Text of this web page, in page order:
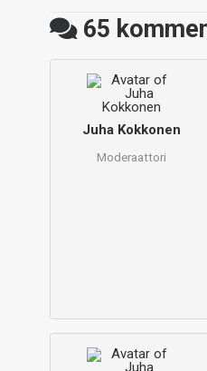
65
Juha Kokkonen
Moderaattori